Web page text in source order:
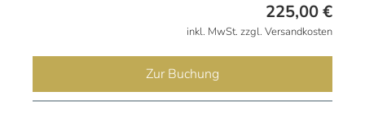
225,00€
inkl. MwSt. zzgl. Versandkosten
Zur Buchung